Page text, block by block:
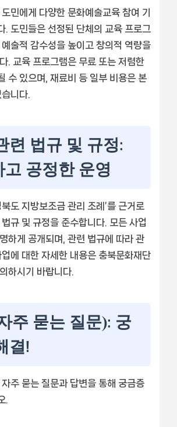
민에게 다양한 문화예술교육 참여 기
. 도민들은 선정된 단체의 교육 프로그
술적 감수성을 높이고 창의적 역량을
. 교육 프로그램은 무료 또는 저렴한
수 있으며, 재료비 등 일부 비용은 본
니다.
련 법규 및 규정:
고 공정한 운영
북도 지방보조금 관리 조례’를 근거로
규 및 규정을 준수합니다. 모든 사업
하게 공개되며, 관련 법규에 따라 관
에 대한 자세한 내용은 충북문화재단
하시기 바랍니다.
주 묻는 질문): 궁
결!
주 묻는 질문과 답변을 통해 궁금증
.